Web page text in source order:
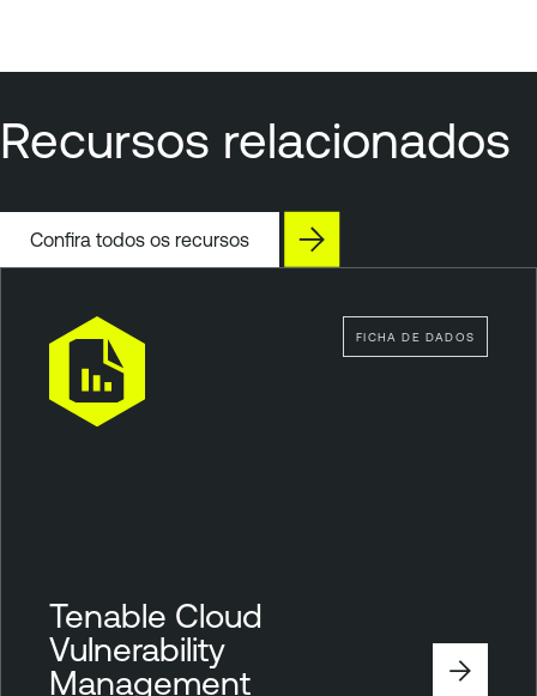
Recursos relacionados
Confira todos os recursos
FICHA DE DADOS
Tenable Cloud
Vulnerability
Management